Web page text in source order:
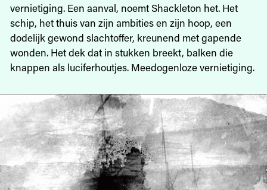
vernietiging. Een aanval, noemt Shackleton het. Het
schip, het thuis van zijn ambities en zijn hoop, een
dodelijk gewond slachtoffer, kreunend met gapende
wonden. Het dek dat in stukken breekt, balken die
knappen als luciferhoutjes. Meedogenloze vernietiging.